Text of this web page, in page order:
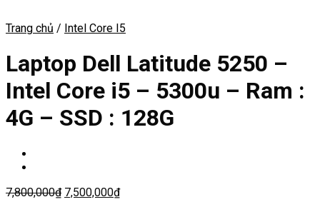
Trang chủ / Intel Core I5
Laptop Dell Latitude 5250 –
Intel Core i5 – 5300u – Ram :
4G – SSD : 128G
7,800,000₫ 7,500,000₫